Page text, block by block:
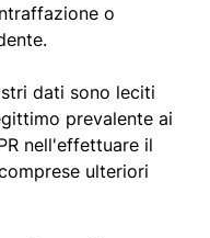
o
dati sono leciti
prevalente ai
nell'effettuare il
ulteriori